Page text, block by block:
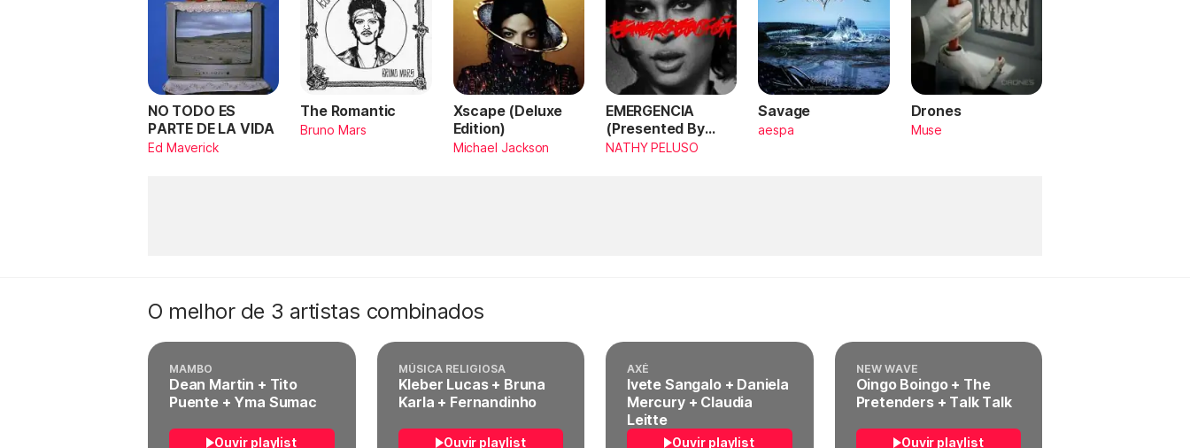
NO TODO ES
PARTE DE LA VIDA
Ed Maverick
The Romantic
Bruno Mars
Xscape (Deluxe
Edition)
Michael Jackson
EMERGENCIA
(Presented By
PlayStation,
NATHY PELUSO
Savage
aespa
Drones
Muse
O melhor de 3 artistas combinados
MAMBO
Dean Martin + Tito
Puente + Yma Sumac
Ouvir playlist
MÚSICA RELIGIOSA
Kleber Lucas + Bruna
Karla + Fernandinho
Ouvir playlist
AXÉ
Ivete Sangalo + Daniela
Mercury + Claudia
Leitte
Ouvir playlist
NEW WAVE
Oingo Boingo + The
Pretenders + Talk Talk
Ouvir playlist